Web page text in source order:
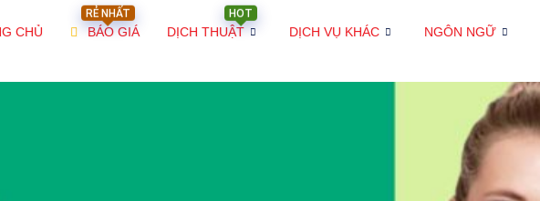
CHỦ
RẺ NHẤT
BÁO GIÁ
HOT
DỊCH THUẬT DỊCH VỤ KHÁC NGÔN NGỮ